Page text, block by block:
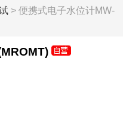
> 便携式电子水位计MW-